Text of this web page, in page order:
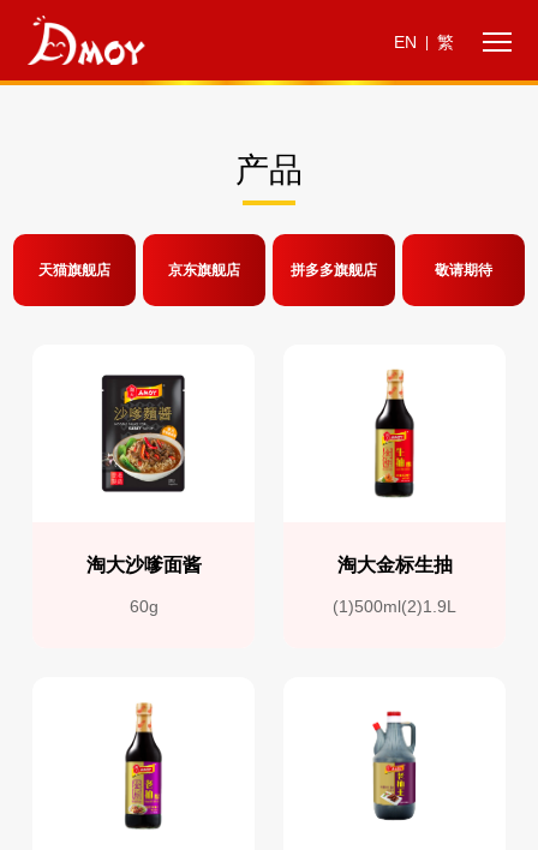
EN 繁
产品
天猫旗舰店 京东旗舰店 拼多多旗舰店 敬请期待
淘大沙嗲面酱
60g
淘大金标生抽
(1)500ml(2)1.9L